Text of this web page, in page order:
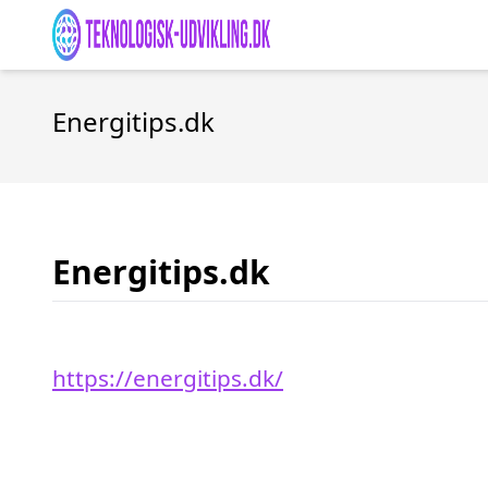
Energitips.dk
Energitips.dk
https://energitips.dk/